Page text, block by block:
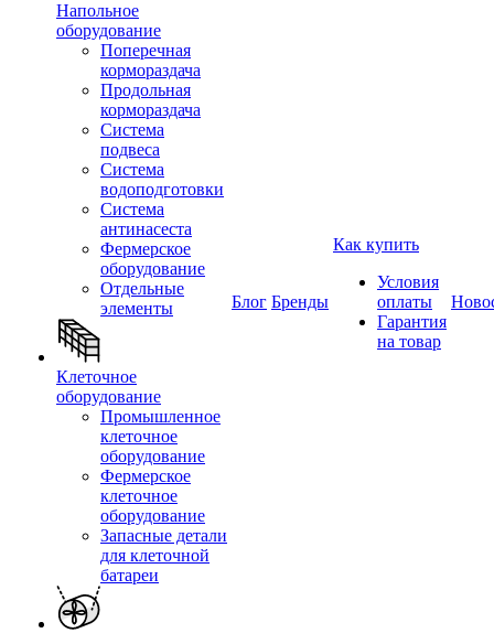
Напольное
оборудование
Поперечная
кормораздача
Продольная
кормораздача
Система
подвеса
Система
водоподготовки
Система
антинасеста
Фермерское
оборудование
Отдельные
элементы
Клеточное
оборудование
Промышленное
клеточное
оборудование
Фермерское
клеточное
оборудование
Запасные детали
для клеточной
батареи
Блог Бренды
Как купить
Условия
оплаты
Гарантия
на товар